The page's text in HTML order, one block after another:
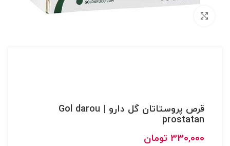
قرص پروستاتان گل دارو | Gol darou
prostatan
330,000 تومان